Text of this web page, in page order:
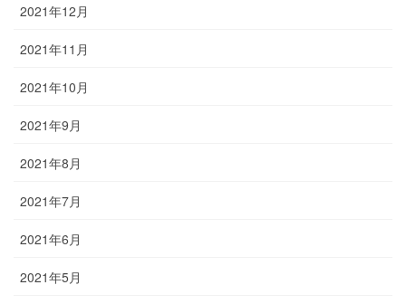
2021年12月
2021年11月
2021年10月
2021年9月
2021年8月
2021年7月
2021年6月
2021年5月